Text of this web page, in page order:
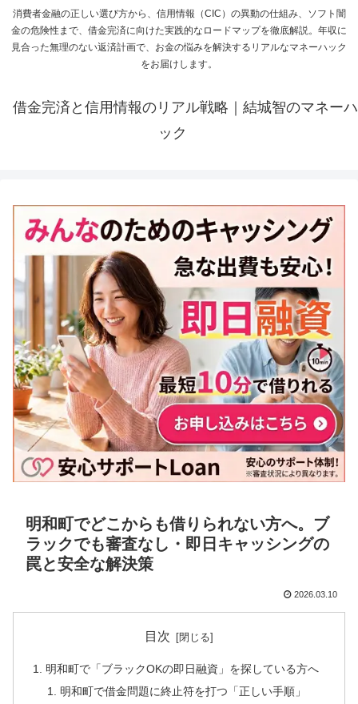
消費者金融の正しい選び方から、信用情報（CIC）の異動の仕組み、ソフト闇
金の危険性まで、借金完済に向けた実践的なロードマップを徹底解説。年収に
見合った無理のない返済計画で、お金の悩みを解決するリアルなマネーハック
をお届けします。
借金完済と信用情報のリアル戦略｜結城智のマネーハ
ック
明和町でどこからも借りられない方へ。ブ
ラックでも審査なし・即日キャッシングの
罠と安全な解決策
2026.03.10
目次
明和町で「ブラックOKの即日融資」を探している方へ
明和町で借金問題に終止符を打つ「正しい手順」